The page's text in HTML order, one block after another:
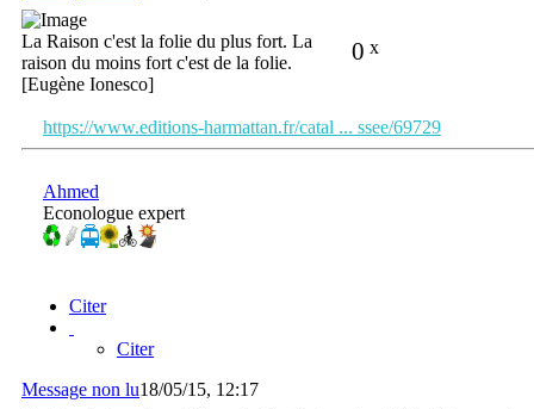
0 x
La Raison c'est la folie du plus fort. La
raison du moins fort c'est de la folie.
[Eugène Ionesco]
https://www.editions-harmattan.fr/catal ... ssee/69729
Ahmed
Econologue expert
Citer
Citer
Message non lu18/05/15, 12:17